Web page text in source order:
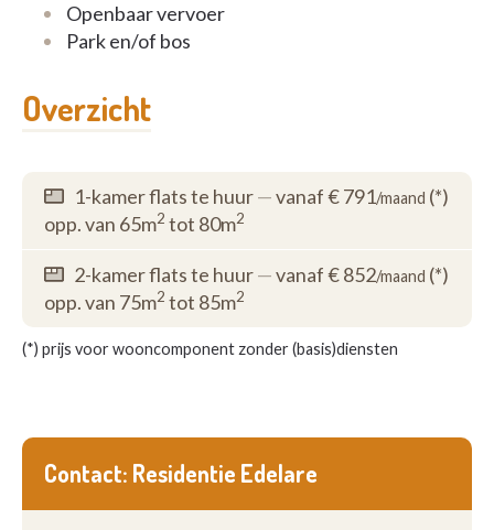
Openbaar vervoer
Park en/of bos
Overzicht
1-kamer flats te huur—vanaf € 791/maand (*)
opp. van 65m2 tot 80m2
2-kamer flats te huur—vanaf € 852/maand (*)
opp. van 75m2 tot 85m2
(*) prijs voor wooncomponent zonder (basis)diensten
Contact: Residentie Edelare